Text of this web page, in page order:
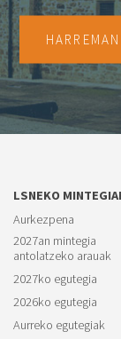
LSNEKO
Aurkezpena
2027an mintegia
antolatzeko arauak
2027ko egutegia
2026ko egutegia
Aurreko egutegiak